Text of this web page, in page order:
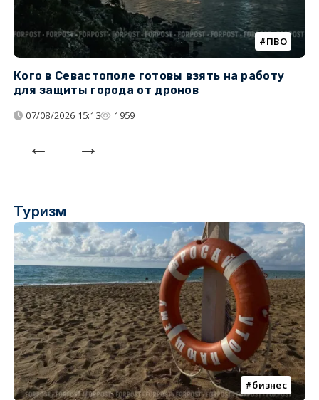
ПВО
Кого в Севастополе готовы взять на работу
для защиты города от дронов
07/08/2026 15:13 1959
Туризм
бизнес